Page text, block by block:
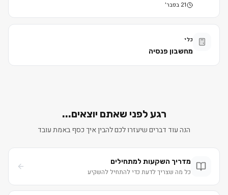
21 בפבר׳
כלי
מחשבון פנסיה
רגע לפני שאתם יוצאים...
הנה עוד דברים שיעזרו לכם להבין איך כסף באמת עובד
מדריך השקעות למתחילים
כל מה שצריך לדעת כדי להתחיל להשקיע